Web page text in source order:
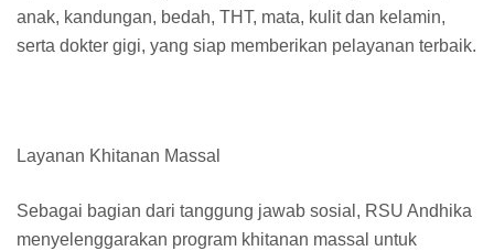
anak, kandungan, bedah, THT, mata, kulit dan kelamin,
serta dokter gigi, yang siap memberikan pelayanan terbaik.
Layanan Khitanan Massal
Sebagai bagian dari tanggung jawab sosial, RSU Andhika
menyelenggarakan program khitanan massal untuk